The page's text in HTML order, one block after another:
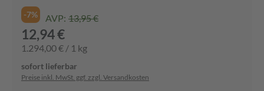
-7% AVP: 13,95 €
12,94 €
1.294,00 € / 1 kg
sofort lieferbar
Preise inkl. MwSt. ggf. zzgl. Versandkosten